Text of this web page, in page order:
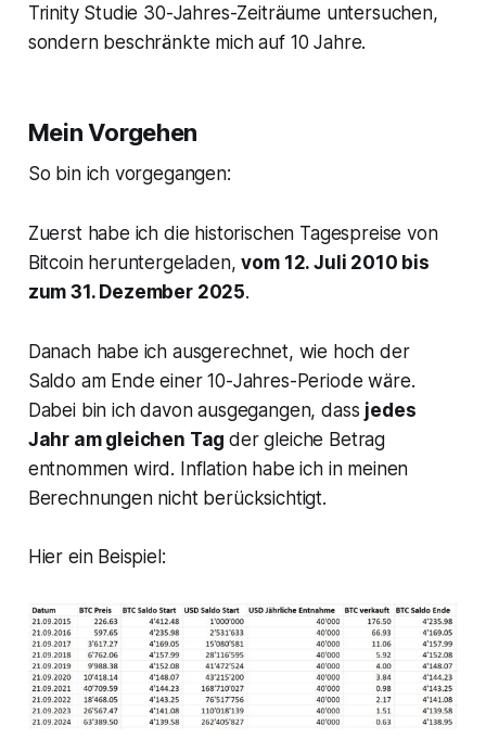
Trinity Studie 30-Jahres-Zeiträume untersuchen,
sondern beschränkte mich auf 10 Jahre.
Mein Vorgehen
So bin ich vorgegangen:
Zuerst habe ich die historischen Tagespreise von
Bitcoin heruntergeladen,vom 12. Juli 2010 bis
zum 31. Dezember 2025.
Danach habe ich ausgerechnet, wie hoch der
Saldo am Ende einer 10-Jahres-Periode wäre.
Dabei bin ich davon ausgegangen, dass jedes
Jahr am gleichen Tagder gleiche Betrag
entnommen wird. Inflation habe ich in meinen
Berechnungen nicht berücksichtigt.
Hier ein Beispiel: